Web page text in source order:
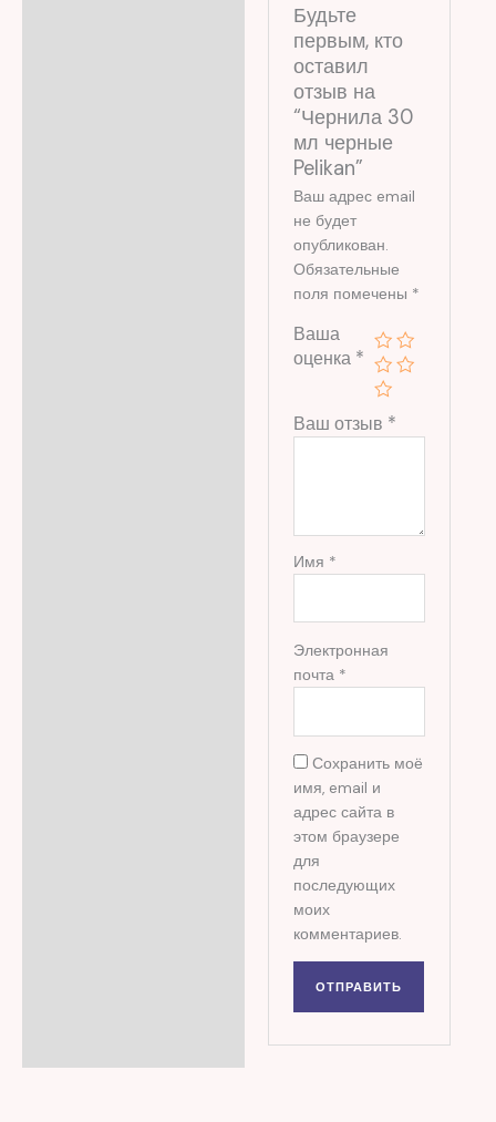
Будьте
первым, кто
оставил
отзыв на
“Чернила 30
мл черные
Pelikan”
Ваш адрес email
не будет
опубликован.
Обязательные
поля помечены *
Ваша
оценка *
Ваш отзыв *
Имя *
Электронная
почта *
Сохранить моё
имя, email и
адрес сайта в
этом браузере
для
последующих
моих
комментариев.